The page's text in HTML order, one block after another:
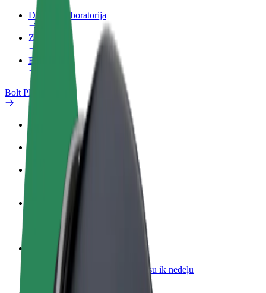
Drošības laboratorija
Ziņot
BUJ
Bolt Plus
Kā pievienoties
Kļūsti par autovadītāju
Gūsti ieņēmumus, kā vēlies
Kļūsti par kurjeru
Piegādā ēdienu un saņem izmaksu ik nedēļu